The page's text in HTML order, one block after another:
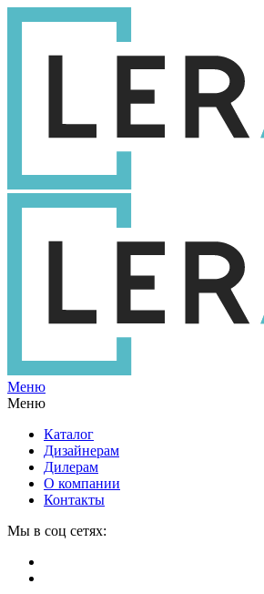
Меню
Меню
Каталог
Дизайнерам
Дилерам
О компании
Контакты
Мы в соц сетях: